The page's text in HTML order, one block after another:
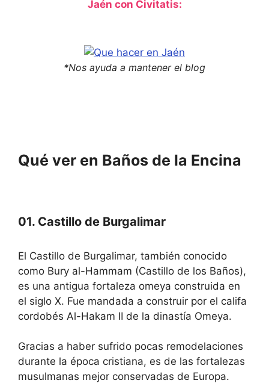
g
c
g
i
n
Jaén con Civitatis:
*Nos ayuda a mantener el blog
Qué ver en Baños de la Encina
01. Castillo de Burgalimar
El Castillo de Burgalimar, también conocido
como Bury al-Hammam (Castillo de los Baños),
es una antigua fortaleza omeya construida en
el siglo X. Fue mandada a construir por el califa
cordobés Al-Hakam II de la dinastía Omeya.
Gracias a haber sufrido pocas remodelaciones
durante la época cristiana, es de las fortalezas
musulmanas mejor conservadas de Europa.